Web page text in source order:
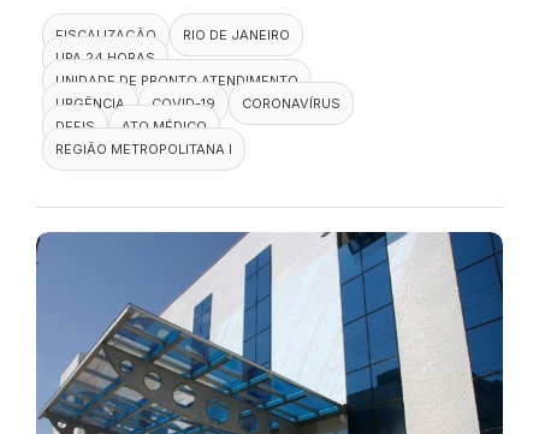
FISCALIZAÇÃO
RIO DE JANEIRO
UPA 24 HORAS
UNIDADE DE PRONTO ATENDIMENTO
URGÊNCIA
COVID-19
CORONAVÍRUS
DEFIS
ATO MÉDICO
REGIÃO METROPOLITANA I